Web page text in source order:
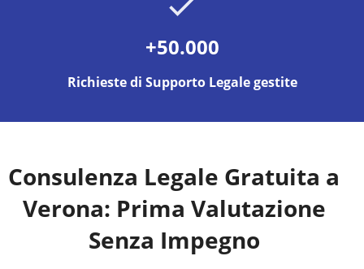
+50.000
Richieste di Supporto Legale gestite
Consulenza Legale Gratuita a
Verona: Prima Valutazione
Senza Impegno